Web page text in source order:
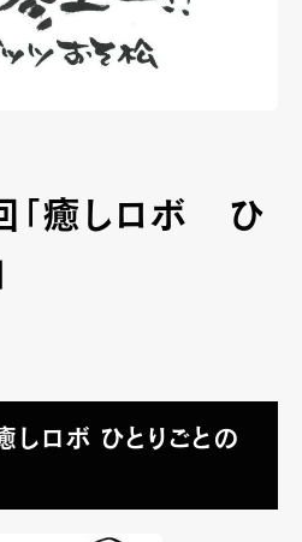
「癒しロボ ひ
しロボ ひとりごとの